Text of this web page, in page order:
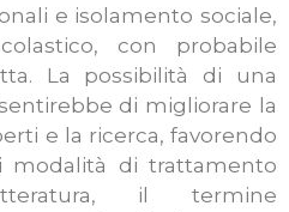
e isolamento sociale,
con probabile
La possibilità di una
di migliorare la
e la ricerca, favorendo
modalità di trattamento
il termine